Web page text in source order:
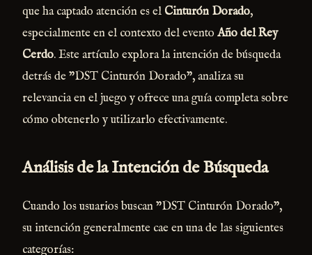
que ha captado atención es el Cinturón Dorado,
especialmente en el contexto del evento Año del Rey
Cerdo. Este artículo explora la intención de búsqueda
detrás de "DST Cinturón Dorado", analiza su
relevancia en el juego y ofrece una guía completa sobre
cómo obtenerlo y utilizarlo efectivamente.
Análisis de la Intención de Búsqueda
Cuando los usuarios buscan "DST Cinturón Dorado",
su intención generalmente cae en una de las siguientes
categorías: